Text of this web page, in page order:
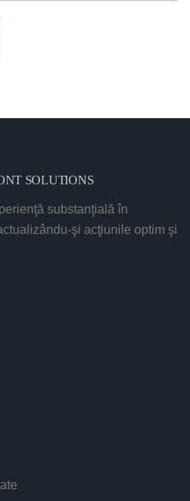
substanţială în
şi acţiunile optim şi